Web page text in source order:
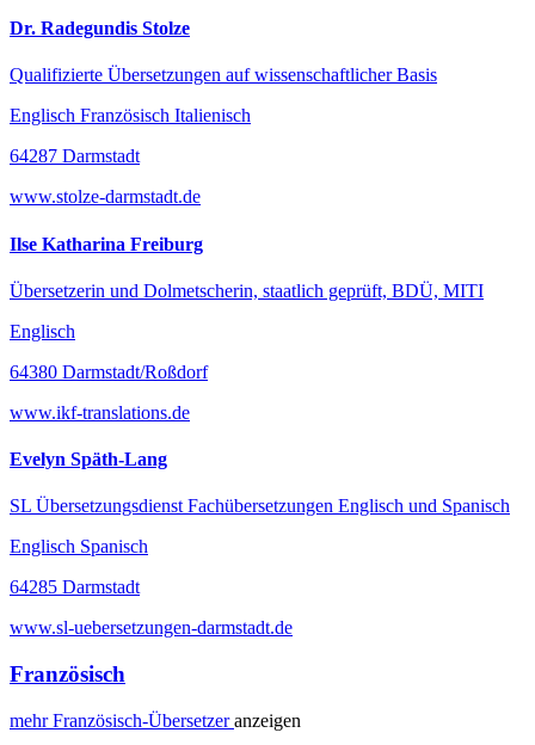
Dr. Radegundis Stolze
Qualifizierte Übersetzungen auf wissenschaftlicher Basis
Englisch Französisch Italienisch
64287 Darmstadt
www.stolze-darmstadt.de
Ilse Katharina Freiburg
Übersetzerin und Dolmetscherin, staatlich geprüft, BDÜ, MITI
Englisch
64380 Darmstadt/Roßdorf
www.ikf-translations.de
Evelyn Späth-Lang
SL Übersetzungsdienst Fachübersetzungen Englisch und Spanisch
Englisch Spanisch
64285 Darmstadt
www.sl-uebersetzungen-darmstadt.de
Französisch
mehrFranzösisch-Übersetzeranzeigen